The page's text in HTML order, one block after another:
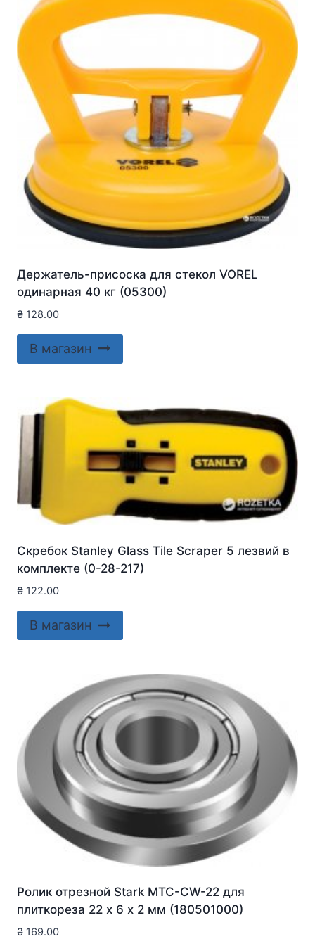
Держатель-присоска для стекол VOREL
одинарная 40 кг (05300)
₴ 128.00
В магазин
Скребок Stanley Glass Tile Scraper 5 лезвий в
комплекте (0-28-217)
₴ 122.00
В магазин
Ролик отрезной Stark MTC-CW-22 для
плиткореза 22 х 6 х 2 мм (180501000)
₴ 169.00